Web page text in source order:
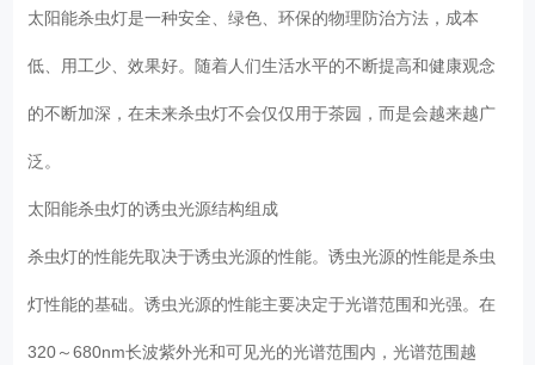
太阳能杀虫灯是一种安全、绿色、环保的物理防治方法，成本
低、用工少、效果好。随着人们生活水平的不断提高和健康观念
的不断加深，在未来杀虫灯不会仅仅用于茶园，而是会越来越广
泛。
太阳能杀虫灯的诱虫光源结构组成
杀虫灯的性能先取决于诱虫光源的性能。诱虫光源的性能是杀虫
灯性能的基础。诱虫光源的性能主要决定于光谱范围和光强。在
320～680nm长波紫外光和可见光的光谱范围内，光谱范围越